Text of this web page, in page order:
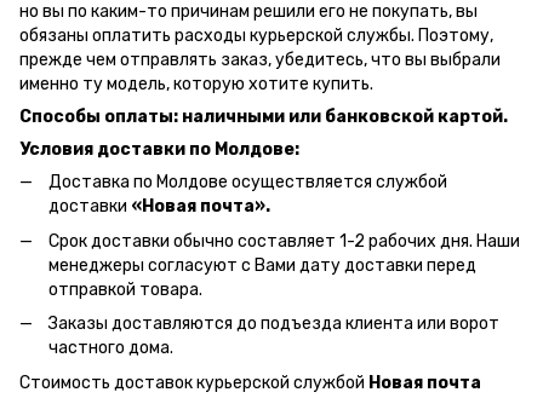
но вы по каким-то причинам решили его не покупать, вы
обязаны оплатить расходы курьерской службы. Поэтому,
прежде чем отправлять заказ, убедитесь, что вы выбрали
именно ту модель, которую хотите купить.
Способы оплаты: наличными или банковской картой.
Условия доставки по Молдове:
Доставка по Молдове осуществляется службой
доставки «Новая почта».
Срок доставки обычно составляет 1-2 рабочих дня. Наши
менеджеры согласуют с Вами дату доставки перед
отправкой товара.
Заказы доставляются до подъезда клиента или ворот
частного дома.
Стоимость доставок курьерской службой Новая почта